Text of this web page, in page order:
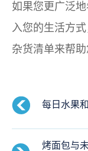
如果您更广泛
入您的生活方
杂货清单来帮助
每日水果
烤面包与